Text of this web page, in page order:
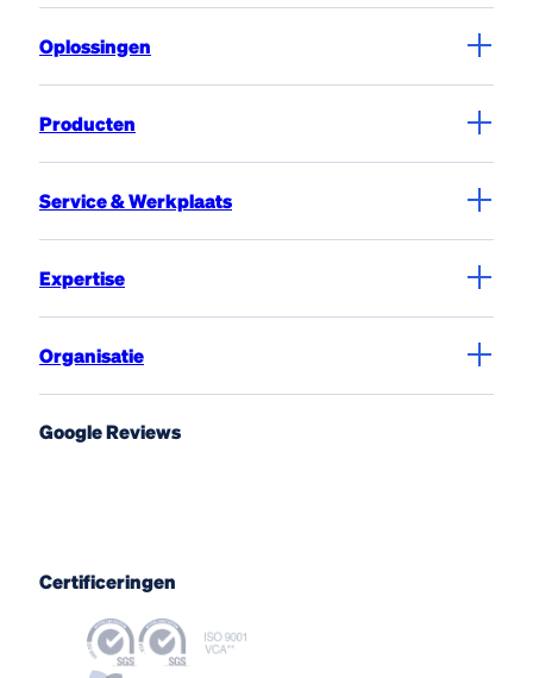
Oplossingen
Producten
Service & Werkplaats
Expertise
Organisatie
Google Reviews
Certificeringen